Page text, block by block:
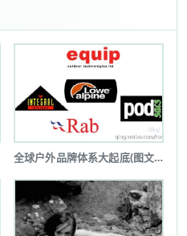
全球户外品牌体系大起底(图文详解)